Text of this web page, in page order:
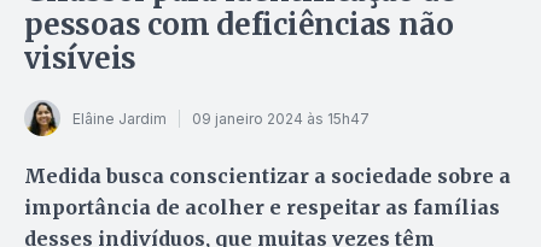
pessoas com deficiências não
visíveis
Elâine Jardim 09 janeiro 2024 às 15h47
Medida busca conscientizar a sociedade sobre a
importância de acolher e respeitar as famílias
desses indivíduos, que muitas vezes têm